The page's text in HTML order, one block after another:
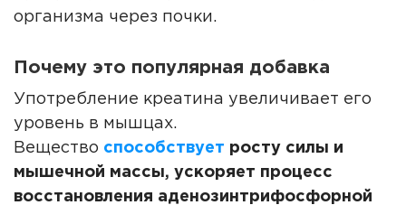
организма через почки.
Почему это популярная добавка
Употребление креатина увеличивает его
уровень в мышцах.
Вещество способствует росту силы и
мышечной массы, ускоряет процесс
восстановления аденозинтрифосфорной